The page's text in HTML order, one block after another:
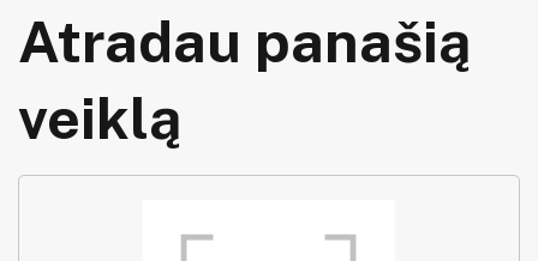
Atradau panašią
veiklą